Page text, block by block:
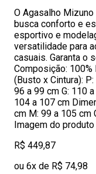
O Agasalho
busca conforto e
esportivo e
versatilidade para
casuais. Garanta o
Composição:
(Busto x Cintura):
96 a 99 cm G: 110
104 a 107 cm
cm M: 99 a 105 cm
Imagem do
R$ 449,87
ou 6x de R$ 74,98